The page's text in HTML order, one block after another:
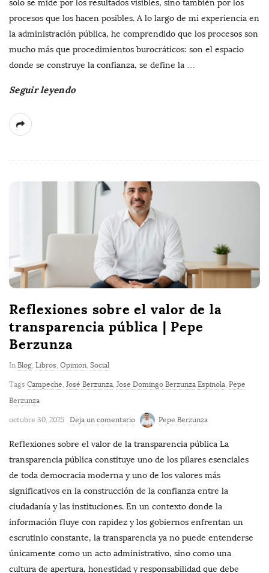
solo se mide por los resultados visibles, sino también por los
procesos que los hacen posibles. A lo largo de mi experiencia en
la administración pública, he comprendido que los procesos son
mucho más que procedimientos burocráticos: son el espacio
donde se construye la confianza, se define la …
Seguir leyendo
Reflexiones sobre el valor de la
transparencia pública | Pepe
Berzunza
In Blog Libros Opinion Social
Tags Campeche José Berzunza Jose Domingo Berzunza Espinola Pepe
Berzunza
octubre 30, 2025 Deja un comentario Pepe Berzunza
Reflexiones sobre el valor de la transparencia pública La
transparencia pública constituye uno de los pilares esenciales
de toda democracia moderna y uno de los valores más
significativos en la construcción de la confianza entre la
ciudadanía y las instituciones. En un contexto donde la
información fluye con rapidez y los gobiernos enfrentan un
escrutinio constante, la transparencia ya no puede entenderse
únicamente como un acto administrativo, sino como una
cultura de apertura, honestidad y responsabilidad que debe